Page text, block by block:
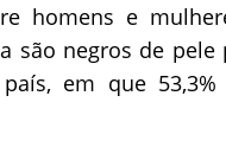
homens e
são negros de pele
em que